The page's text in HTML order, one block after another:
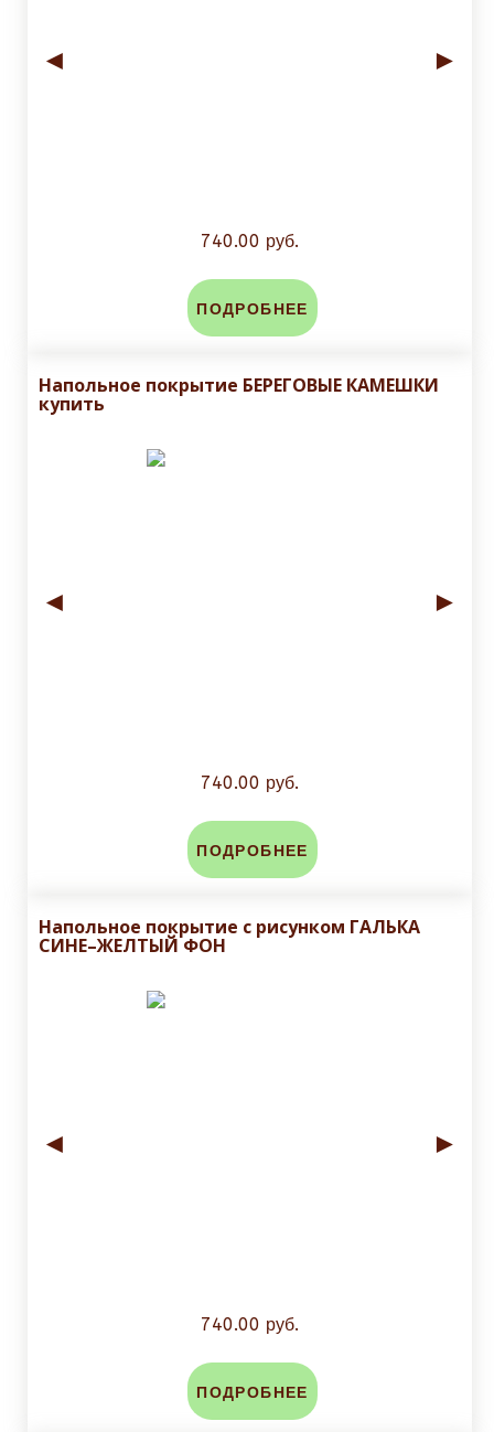
◄ ►
740.00 руб.
ПОДРОБНЕЕ
Напольное покрытие БЕРЕГОВЫЕ КАМЕШКИ
купить
◄ ►
740.00 руб.
ПОДРОБНЕЕ
Напольное покрытие с рисунком ГАЛЬКА
СИНЕ–ЖЕЛТЫЙ ФОН
◄ ►
740.00 руб.
ПОДРОБНЕЕ